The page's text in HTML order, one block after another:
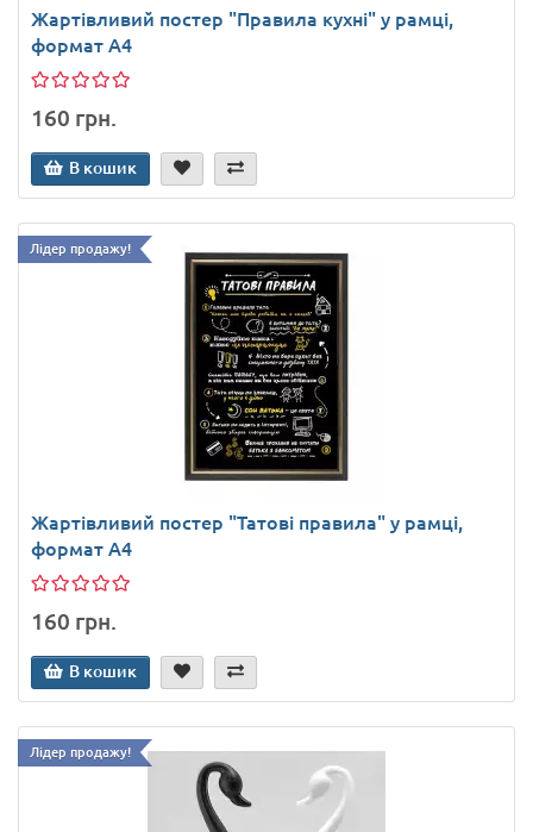
Жартівливий постер "Правила кухні" у рамці,
формат А4
160 грн.
В кошик
Лідер продажу!
Жартівливий постер "Татові правила" у рамці,
формат А4
160 грн.
В кошик
Лідер продажу!